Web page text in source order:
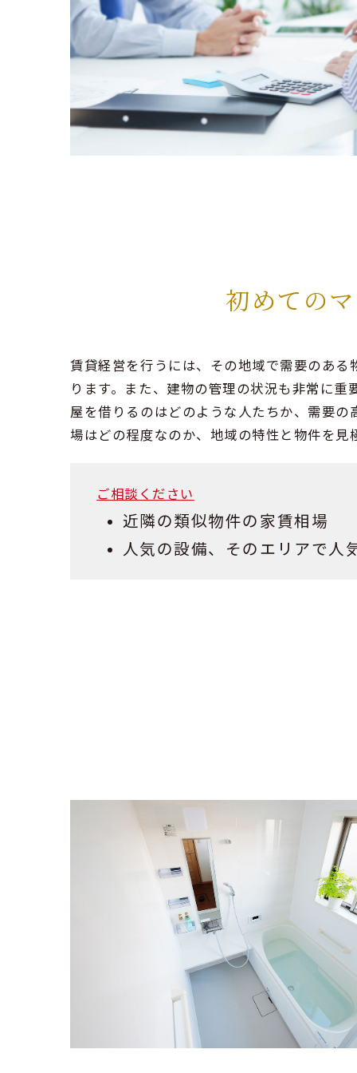
初めての
賃貸経営を行うには、その地域で需要のあ
ります。また、建物の管理の状況も非常に
屋を借りるのはどのような人たちか、需要
場はどの程度なのか、地域の特性と物件を見
ご相談ください
近隣の類似物件の家賃相場
人気の設備、そのエリアで人